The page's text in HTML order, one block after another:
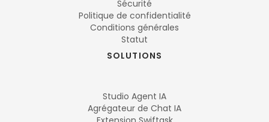
Sécurité
Politique de confidentialité
Conditions générales
Statut
SOLUTIONS
Studio Agent IA
Agrégateur de Chat IA